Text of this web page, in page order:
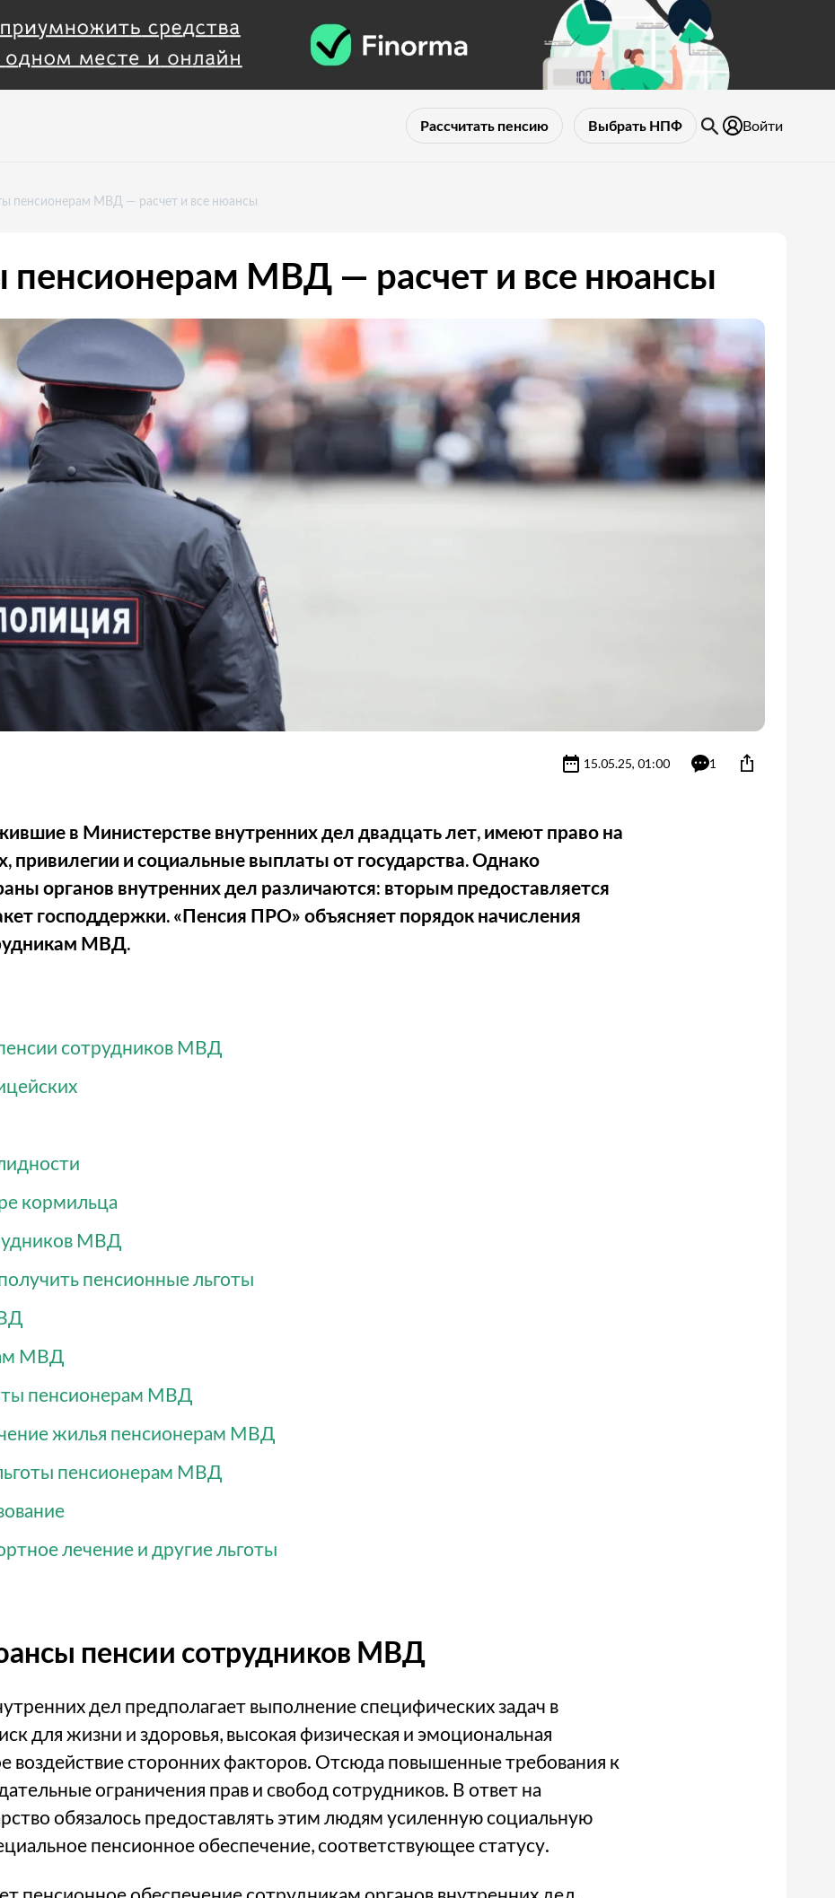
Рассчитать пенсию Выбрать НПФ Войти
пенсионерам МВД — расчет и все нюансы
пенсионерам МВД — расчет и все нюансы
15.05.25, 01:00 1
в Министерстве внутренних дел двадцать лет, имеют право на
привилегии и социальные выплаты от государства. Однако
органов внутренних дел различаются: вторым предоставляется
господдержки. «Пенсия ПРО» объясняет порядок начисления
МВД.
сотрудников МВД
кормильца
МВД
пенсионные льготы
МВД
пенсионерам МВД
жилья пенсионерам МВД
пенсионерам МВД
лечение и другие льготы
пенсии сотрудников МВД
дел предполагает выполнение специфических задач в
для жизни и здоровья, высокая физическая и эмоциональная
воздействие сторонних факторов. Отсюда повышенные требования к
ограничения прав и свобод сотрудников. В ответ на
обязалось предоставлять этим людям усиленную социальную
пенсионное обеспечение, соответствующее статусу.